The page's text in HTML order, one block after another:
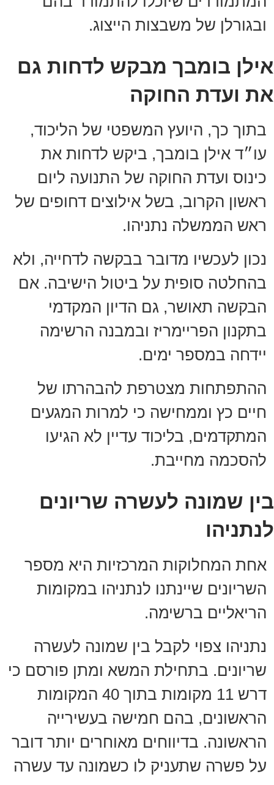
ובגורלן של משבצות הייצוג.
אילן בומבך מבקש לדחות גם
את ועדת החוקה
בתוך כך, היועץ המשפטי של הליכוד,
עו״ד אילן בומבך, ביקש לדחות את
כינוס ועדת החוקה של התנועה ליום
ראשון הקרוב, בשל אילוצים דחופים של
ראש הממשלה נתניהו.
נכון לעכשיו מדובר בבקשה לדחייה, ולא
בהחלטה סופית על ביטול הישיבה. אם
הבקשה תאושר, גם הדיון המקדמי
בתקנון הפריימריז ובמבנה הרשימה
יידחה במספר ימים.
ההתפתחות מצטרפת להבהרתו של
חיים כץ וממחישה כי למרות המגעים
המתקדמים, בליכוד עדיין לא הגיעו
להסכמה מחייבת.
בין שמונה לעשרה שריונים
לנתניהו
אחת המחלוקות המרכזיות היא מספר
השריונים שיינתנו לנתניהו במקומות
הריאליים ברשימה.
נתניהו צפוי לקבל בין שמונה לעשרה
שריונים. בתחילת המשא ומתן פורסם כי
דרש 11 מקומות בתוך 40 המקומות
הראשונים, בהם חמישה בעשירייה
הראשונה. בדיווחים מאוחרים יותר דובר
על פשרה שתעניק לו כשמונה עד עשרה